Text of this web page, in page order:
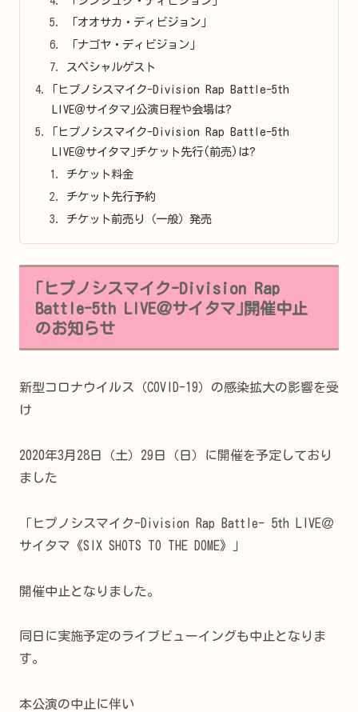
「オオサカ・ディビジョン」
「ナゴヤ・ディビジョン」
スペシャルゲスト
｢ヒプノシスマイク-Division Rap Battle-5th
LIVE＠サイタマ｣公演日程や会場は?
｢ヒプノシスマイク-Division Rap Battle-5th
LIVE＠サイタマ｣チケット先行(前売)は?
チケット料金
チケット先行予約
チケット前売り（一般）発売
｢ヒプノシスマイク-Division Rap
Battle-5th LIVE＠サイタマ｣開催中止
のお知らせ
新型コロナウイルス（COVID-19）の感染拡大の影響を受
け
2020年3月28日（土）29日（日）に開催を予定しており
ました
「ヒプノシスマイク-Division Rap Battle- 5th LIVE＠
サイタマ《SIX SHOTS TO THE DOME》」
開催中止となりました。
同日に実施予定のライブビューイングも中止となりま
す。
本公演の中止に伴い